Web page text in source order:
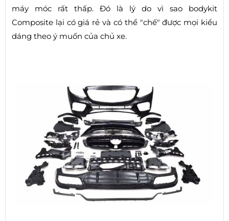
máy móc rất thấp. Đó là lý do vì sao bodykit
Composite lại có giá rẻ và có thể "chế" được mọi kiểu
dáng theo ý muốn của chủ xe.